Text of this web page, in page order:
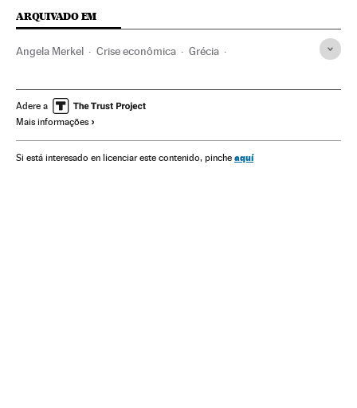
ARQUIVADO EM
Angela Merkel Crise econômica Grécia
União Europeia Europa Ocidental
Organizações internacionais
Relações exteriores Política Finanças
Adere a
Mais informações
Si está interesado en licenciar este contenido, pinche aquí